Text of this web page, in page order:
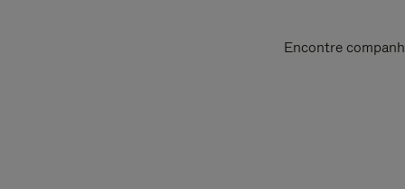
Encontre